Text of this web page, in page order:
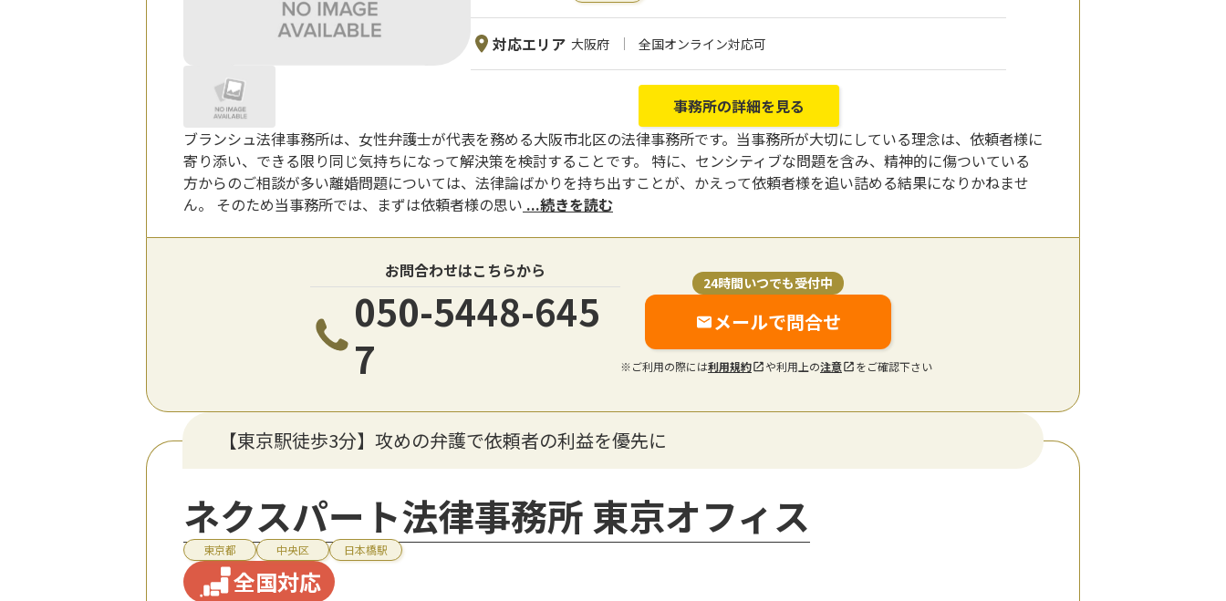
対応エリア 大阪府 全国オンライン対応可
事務所の詳細を見る
ブランシュ法律事務所は、女性弁護士が代表を務める大阪市北区の法律事務所です。当事務所が大切にしている理念は、依頼者様に
寄り添い、できる限り同じ気持ちになって解決策を検討することです。 特に、センシティブな問題を含み、精神的に傷ついている
方からのご相談が多い離婚問題については、法律論ばかりを持ち出すことが、かえって依頼者様を追い詰める結果になりかねませ
ん。 そのため当事務所では、まずは依頼者様の思い ...続きを読む
お問合わせはこちらから
050-5448-645
7
24時間いつでも受付中
メールで問合せ
※ご利用の際には利用規約 や利用上の注意 をご確認下さい
【東京駅徒歩3分】攻めの弁護で依頼者の利益を優先に
ネクスパート法律事務所 東京オフィス
東京都 中央区 日本橋駅
全国対応